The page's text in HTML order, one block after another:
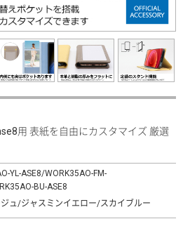
用 表紙を自由にカスタマイズ 厳選
YL-ASE8/WORK35AO-FM-
BU-ASE8
ュ/ジャスミンイエロー/スカイブルー